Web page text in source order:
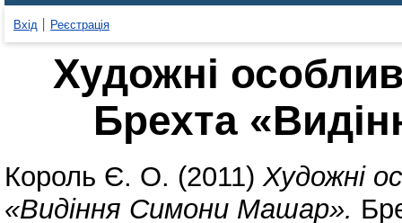
Вхід Реєстрація
Художні
Брехта
Король Є. О. (2011)Художні
«Видіння Симони Машар».